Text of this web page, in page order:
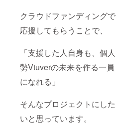
クラウドファンディングで
応援してもらうことで、
「支援した人自身も、個人
勢Vtuverの未来を作る一員
になれる」
そんなプロジェクトにした
いと思っています。